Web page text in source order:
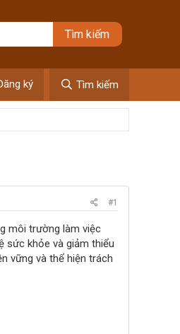
ký Tìm kiếm
#1
môi trường làm việc
sức khỏe và giảm thiểu
vững và thể hiện trách